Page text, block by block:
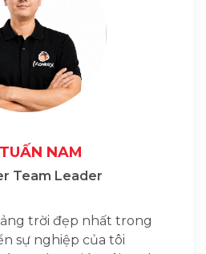
NAM
Team Leader
trời đẹp nhất trong
sự nghiệp của tôi